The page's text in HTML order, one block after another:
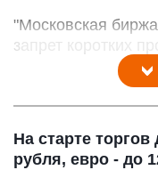
"Московская
запрет коротких
На старте
рубля, евро - до